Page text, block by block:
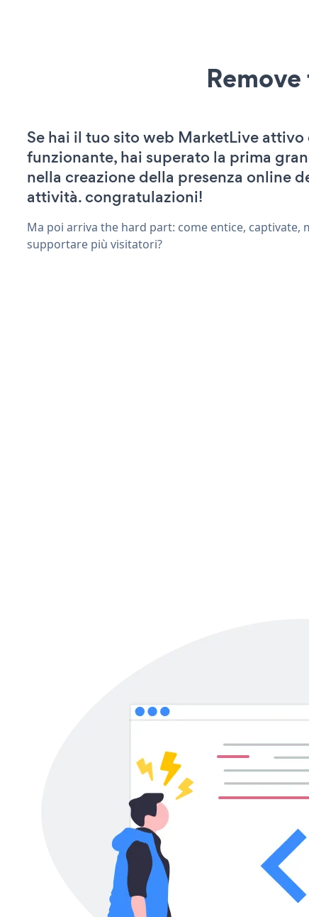
Se hai il tuo sito web MarketLive attivo
funzionante, hai superato la prima
nella creazione della presenza online
attività. congratulazioni!
Ma poi arriva the hard part: come entice, captivate,
supportare più visitatori?